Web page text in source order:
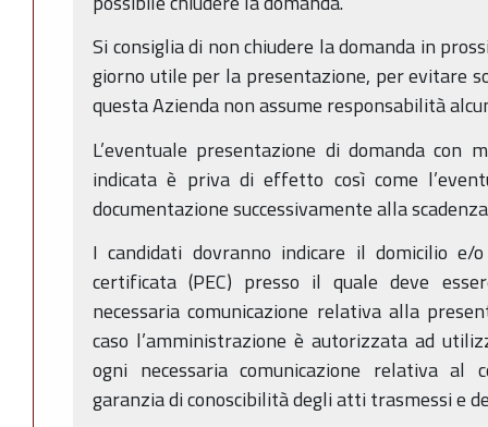
Si consiglia di non chiudere la domanda in
giorno utile per la presentazione, per evitare
questa Azienda non assume responsabilità
L’eventuale presentazione di domanda con
indicata è priva di effetto così come
documentazione successivamente alla
I candidati dovranno indicare il domicilio e/
certificata (PEC) presso il quale deve
necessaria comunicazione relativa alla
caso l’amministrazione è autorizzata ad
ogni necessaria comunicazione relativa al
garanzia di conoscibilità degli atti trasmessi e